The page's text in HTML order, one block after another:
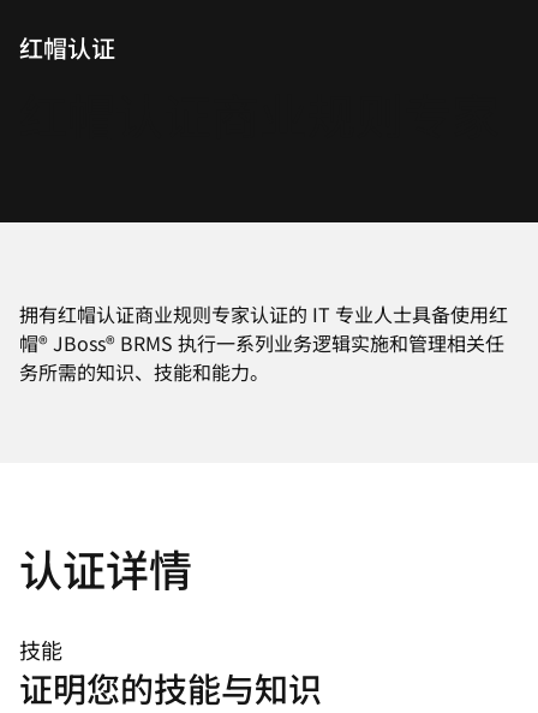
面红帽认证
拥有红帽认证商业规则专家认证的 IT 专业人士具备使用红
帽® JBoss® BRMS 执行一系列业务逻辑实施和管理相关任
务所需的知识、技能和能力。
认证详情
技能
证明您的技能与知识